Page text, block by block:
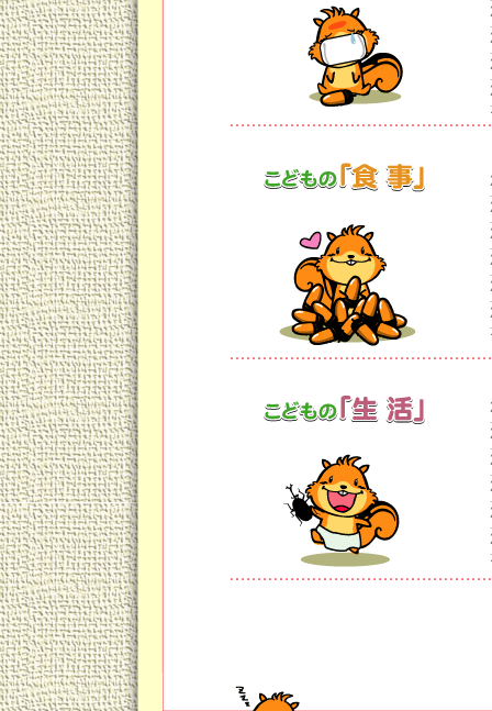
外での喫煙はどうでしょう？
屋外での喫煙の場合、こどもた
が、衣服や頭髪に付いたタバコ煙
このように、どんなに注意して
タバコの害から守ることは困難だ
言い出しにくいかもしれませんが
も禁煙をお願いしてみましょう。